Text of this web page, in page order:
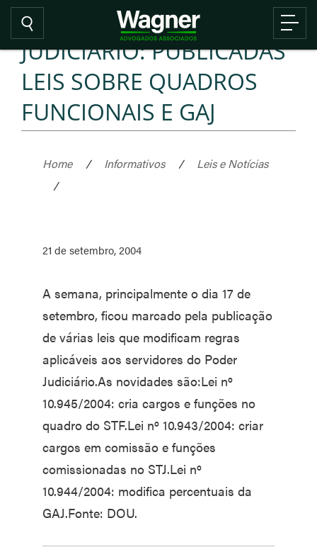
JUDICIÁRIO: PUBLICADAS
LEIS SOBRE QUADROS
FUNCIONAIS E GAJ
Home / Informativos /
Leis e Notícias
/
21 de setembro, 2004
A semana, principalmente o dia 17 de
setembro, ficou marcado pela publicação
de várias leis que modificam regras
aplicáveis aos servidores do Poder
Judiciário.As novidades são:Lei nº
10.945/2004: cria cargos e funções no
quadro do STF.Lei nº 10.943/2004: criar
cargos em comissão e funções
comissionadas no STJ.Lei nº
10.944/2004: modifica percentuais da
GAJ.Fonte: DOU.